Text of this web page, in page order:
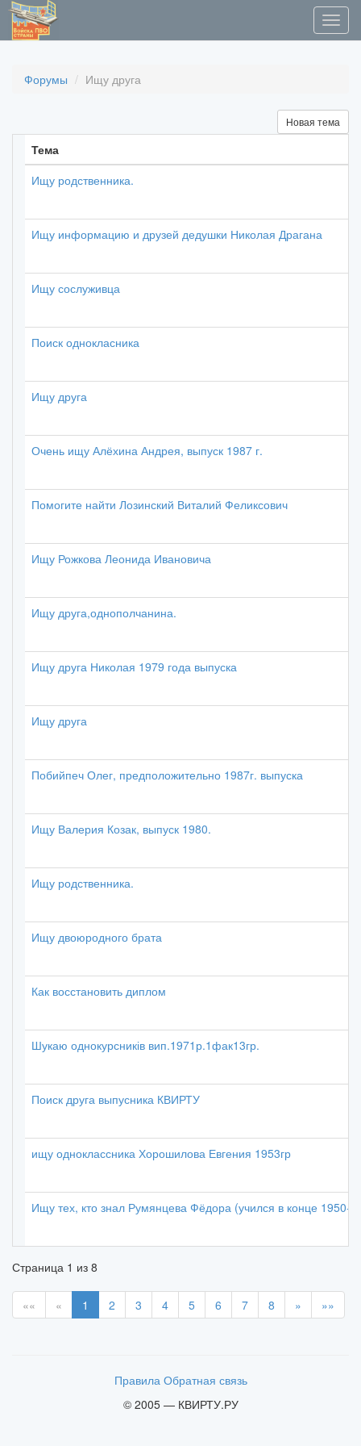
Форумы Ищу друга
Новая тема
Тема
Ищу родственника.
Ищу информацию и друзей дедушки Николая Драгана
Ищу сослуживца
Поиск однокласника
Ищу друга
Очень ищу Алёхина Андрея, выпуск 1987 г.
Помогите найти Лозинский Виталий Феликсович
Ищу Рожкова Леонида Ивановича
Ищу друга,однополчанина.
Ищу друга Николая 1979 года выпуска
Ищу друга
Побийпеч Олег, предположительно 1987г. выпуска
Ищу Валерия Козак, выпуск 1980.
Ищу родственника.
Ищу двоюродного брата
Как восстановить диплом
Шукаю однокурсників вип.1971р.1фак13гр.
Поиск друга выпусника КВИРТУ
ищу одноклассника Хорошилова Евгения 1953гр
Ищу тех, кто знал Румянцева Фёдора (учился в конце 1950-х)
Страница 1 из 8
«« « 1 2 3 4 5 6 7 8 » »»
Правила Обратная связь
© 2005 — КВИРТУ.РУ